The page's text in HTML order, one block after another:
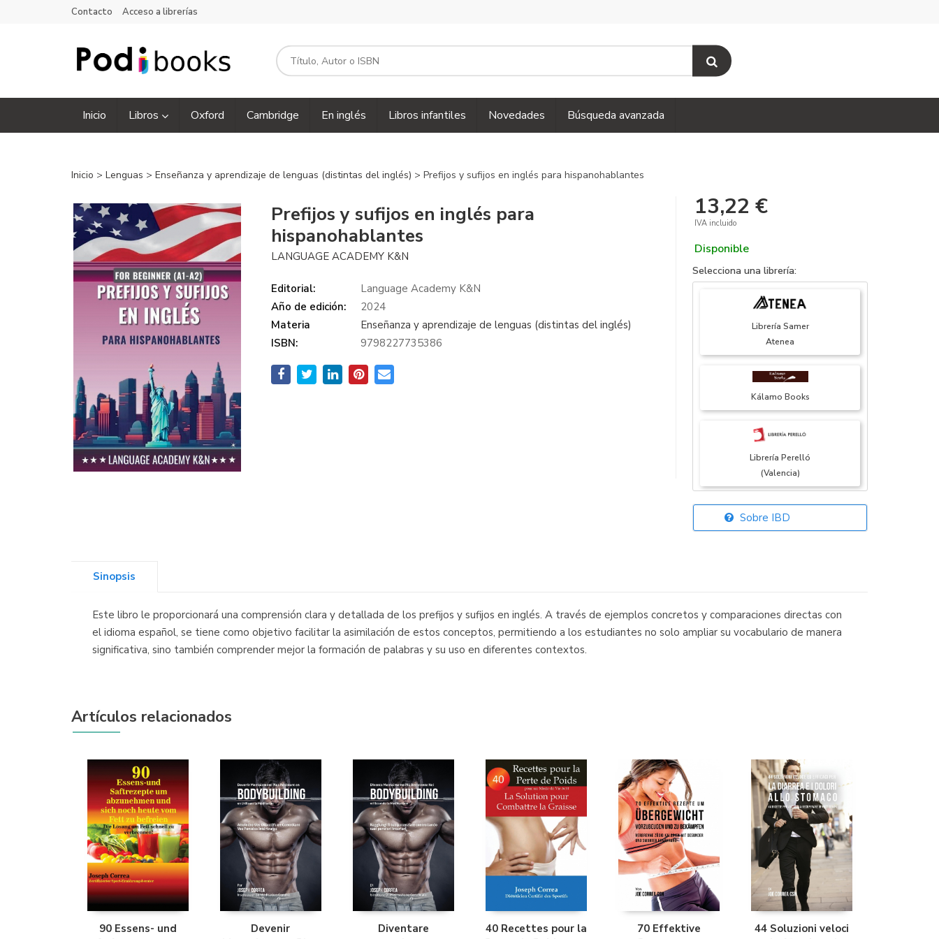
Contacto Acceso a librerías
Inicio Libros Oxford Cambridge En inglés Libros infantiles Novedades Búsqueda avanzada
Inicio > Lenguas > Enseñanza y aprendizaje de lenguas (distintas del inglés) > Prefijos y sufijos en inglés para hispanohablantes
Prefijos y sufijos en inglés para
hispanohablantes
LANGUAGE ACADEMY K&N
Editorial:
Language Academy K&N
Año de edición:
2024
Materia
Enseñanza y aprendizaje de lenguas (distintas del inglés)
ISBN:
9798227735386
13,22 €
IVA incluido
Disponible
Selecciona una librería:
Librería Samer
Atenea
Kálamo Books
Librería Perelló
(Valencia)
Librería Elías
Sobre IBD
Sinopsis
Este libro le proporcionará una comprensión clara y detallada de los prefijos y sufijos en inglés. A través de ejemplos concretos y comparaciones directas con
el idioma español, se tiene como objetivo facilitar la asimilación de estos conceptos, permitiendo a los estudiantes no solo ampliar su vocabulario de manera
significativa, sino también comprender mejor la formación de palabras y su uso en diferentes contextos.
Artículos relacionados
90 Essens- und
Devenir
Diventare
40 Recettes pour la
70 Effektive
44 Soluzioni veloci